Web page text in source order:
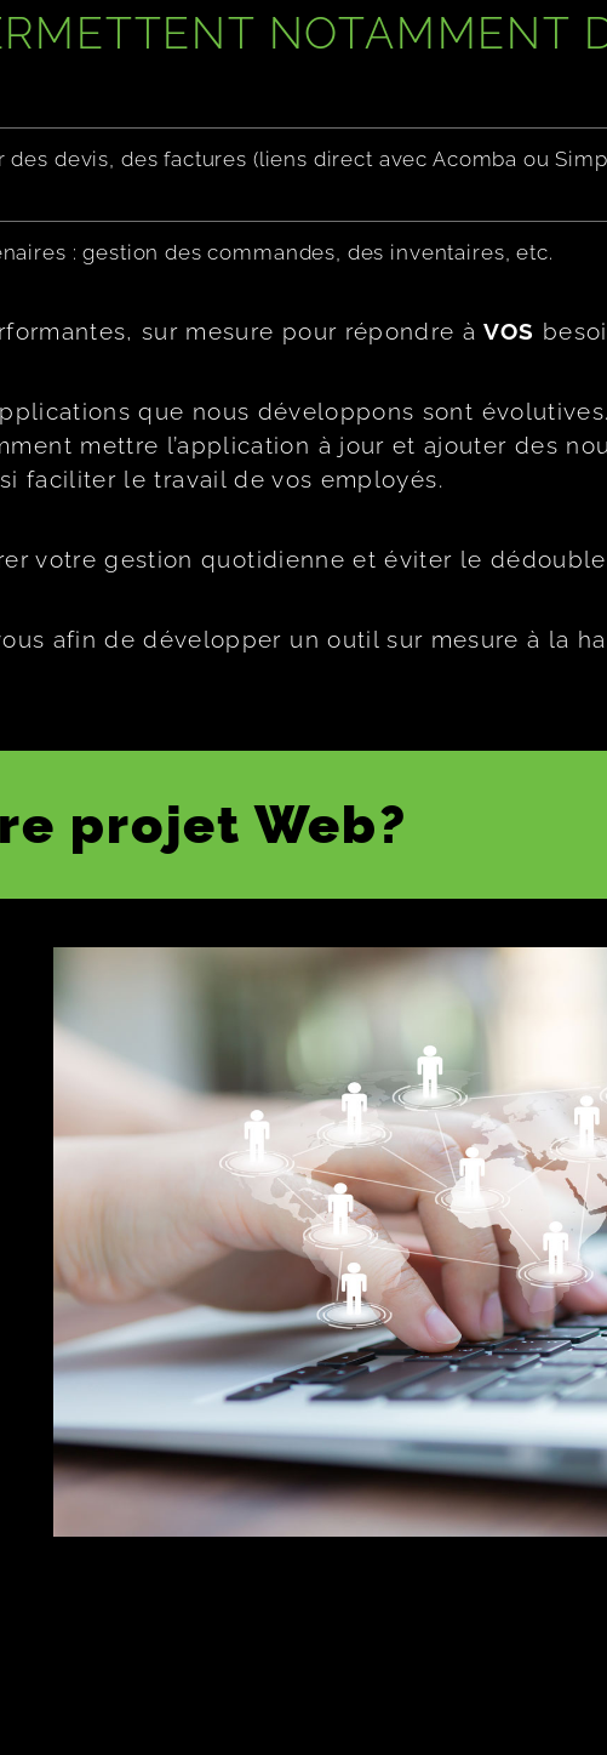
NOTAMMENT
devis, des factures (liens direct avec Acomba ou
: gestion des commandes, des inventaires, etc.
sur mesure pour répondre àVOS
que nous développons sont
mettre l’application à jour et ajouter des
faciliter le travail de vos employés.
votre gestion quotidienne et éviter le
afin de développer un outil sur mesure à la
projet Web?